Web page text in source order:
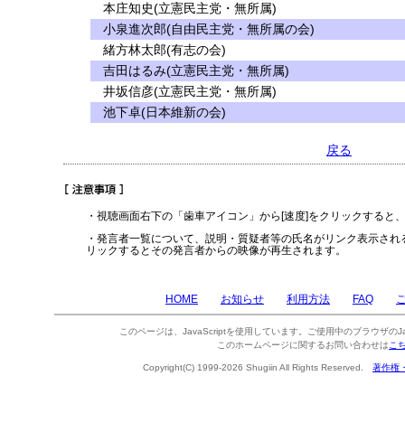
本庄知史(立憲民主党・無所属)
小泉進次郎(自由民主党・無所属の会)
緒方林太郎(有志の会)
吉田はるみ(立憲民主党・無所属)
井坂信彦(立憲民主党・無所属)
池下卓(日本維新の会)
戻る
・視聴画面右下の「歯車アイコン」から[速度]をクリックすると
・発言者一覧について、説明・質疑者等の氏名がリンク表示さ
リックするとその発言者からの映像が再生されます。
HOME お知らせ 利用方法 FAQ
このページは、JavaScriptを使用しています。ご使用中のブラウザの
このホームページに関するお問い合わせは こ
Copyright(C) 1999-2026 Shugiin All Rights Reserved. 著作権